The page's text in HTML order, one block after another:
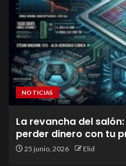
NOTICIAS
La revancha del
perder dinero con tu
25 junio, 2026 Elid